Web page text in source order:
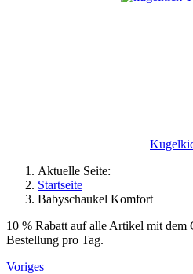
Aktuelle Seite:
Startseite
Babyschaukel Komfort
10 % Rabatt auf alle Artikel mit dem
Bestellung pro Tag.
Voriges